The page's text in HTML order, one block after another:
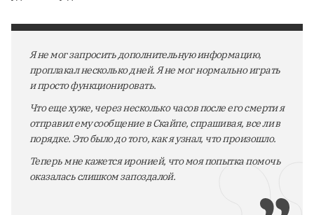
Я не мог запросить дополнительную информацию,
проплакал несколько дней. Я не мог нормально играть
и просто функционировать.
Что еще хуже, через несколько часов после его смерти я
отправил ему сообщение в Скайпе, спрашивая, все ли в
порядке. Это было до того, как я узнал, что произошло.
Теперь мне кажется иронией, что моя попытка помочь
оказалась слишком запоздалой.